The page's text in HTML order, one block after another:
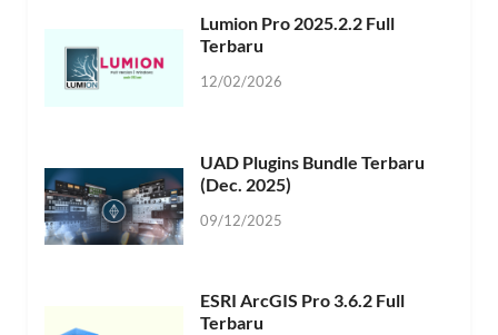
Lumion Pro 2025.2.2 Full
Terbaru
12/02/2026
UAD Plugins Bundle Terbaru
(Dec. 2025)
09/12/2025
ESRI ArcGIS Pro 3.6.2 Full
Terbaru